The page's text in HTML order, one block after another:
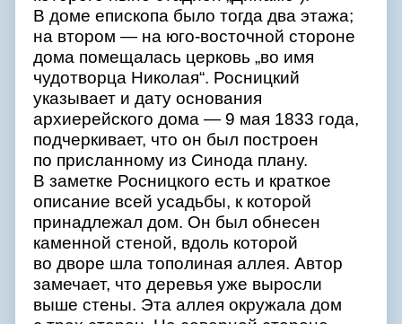
В доме епископа было тогда два этажа;
на втором — на юго-восточной стороне
дома помещалась церковь „во имя
чудотворца Николая“. Росницкий
указывает и дату основания
архиерейского дома — 9 мая 1833 года,
подчеркивает, что он был построен
по присланному из Синода плану.
В заметке Росницкого есть и краткое
описание всей усадьбы, к которой
принадлежал дом. Он был обнесен
каменной стеной, вдоль которой
во дворе шла тополиная аллея. Автор
замечает, что деревья уже выросли
выше стены. Эта аллея окружала дом